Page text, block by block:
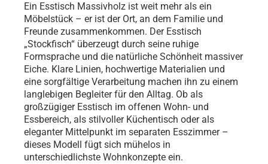
Ein Esstisch Massivholz ist weit mehr als ein
Möbelstück – er ist der Ort, an dem Familie und
Freunde zusammenkommen. Der Esstisch
„Stockfisch“ überzeugt durch seine ruhige
Formsprache und die natürliche Schönheit massiver
Eiche. Klare Linien, hochwertige Materialien und
eine sorgfältige Verarbeitung machen ihn zu einem
langlebigen Begleiter für den Alltag. Ob als
großzügiger Esstisch im offenen Wohn- und
Essbereich, als stilvoller Küchentisch oder als
eleganter Mittelpunkt im separaten Esszimmer –
dieses Modell fügt sich mühelos in
unterschiedlichste Wohnkonzepte ein.